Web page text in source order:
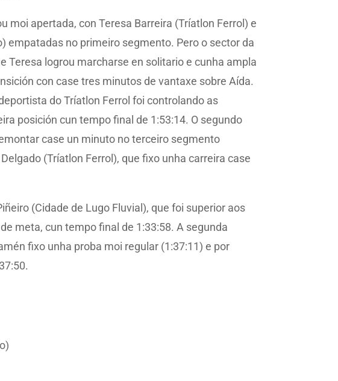
moi apertada, con Teresa Barreira (Tríatlon Ferrol) e
empatadas no primeiro segmento. Pero o sector da
Teresa logrou marcharse en solitario e cunha ampla
con case tres minutos de vantaxe sobre Aída.
do Tríatlon Ferrol foi controlando as
posición cun tempo final de 1:53:14. O segundo
case un minuto no terceiro segmento
(Tríatlon Ferrol), que fixo unha carreira case
(Cidade de Lugo Fluvial), que foi superior aos
meta, cun tempo final de 1:33:58. A segunda
fixo unha proba moi regular (1:37:11) e por